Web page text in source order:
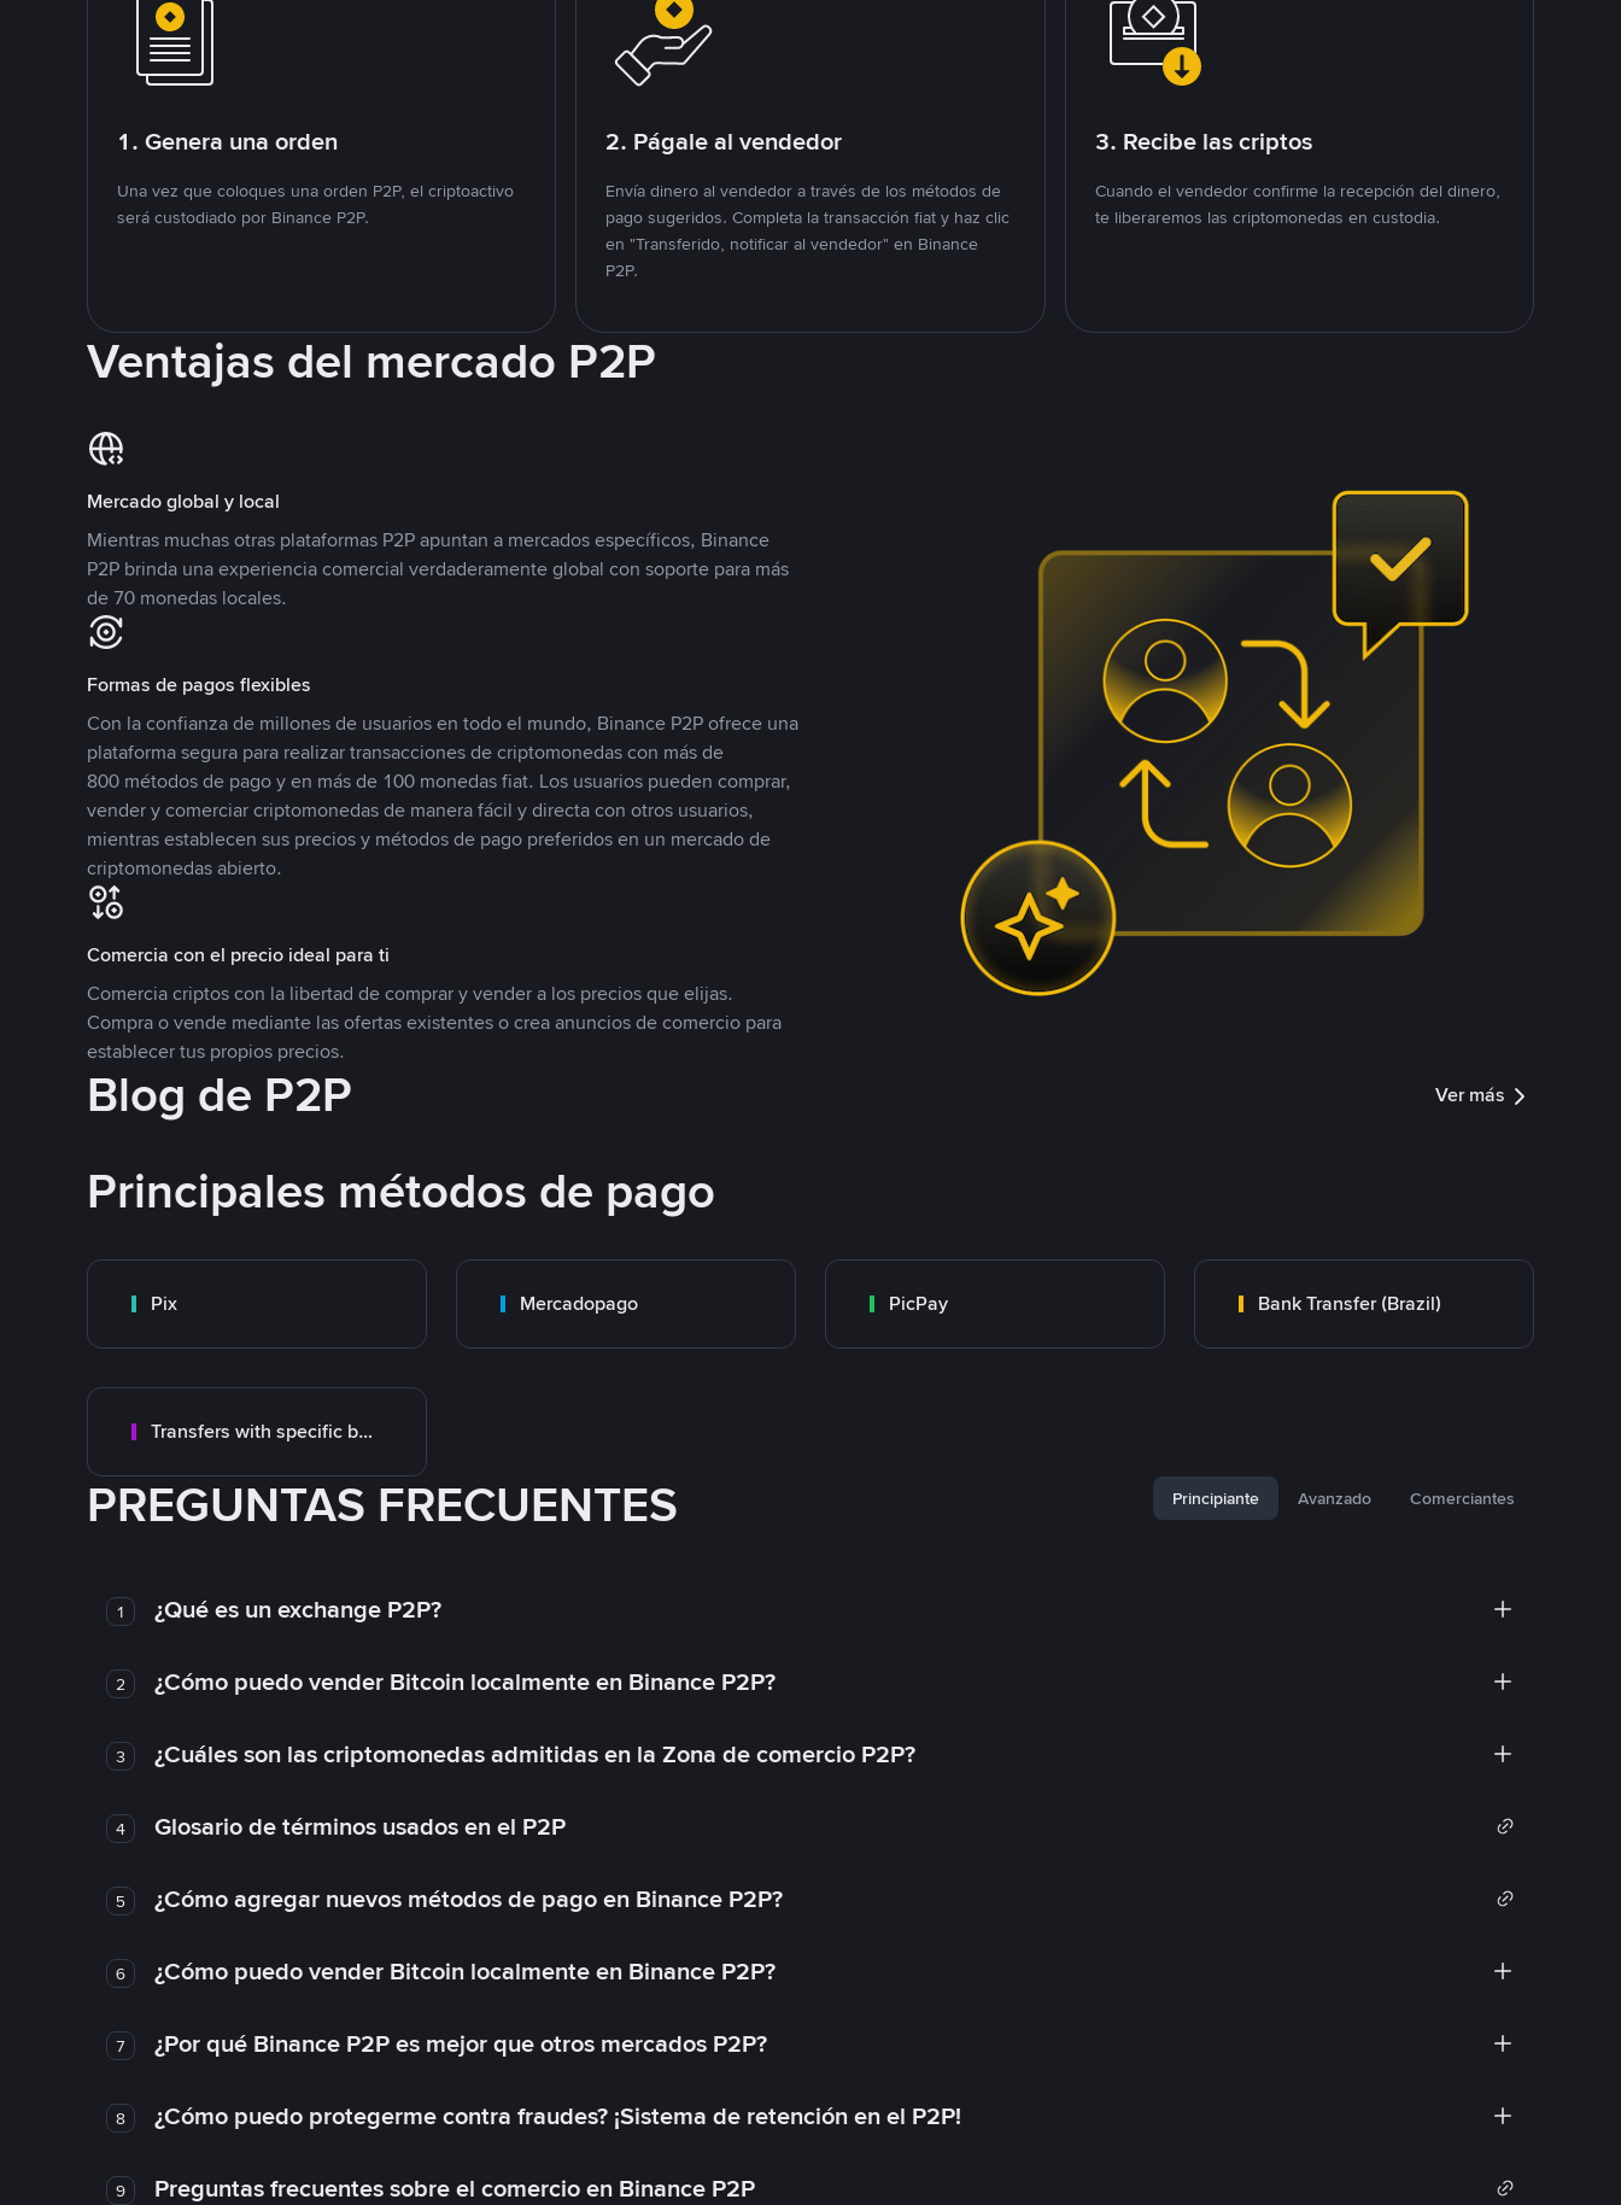
1. Genera una orden
Una vez que coloques una orden P2P, el criptoactivo
será custodiado por Binance P2P.
2. Págale al vendedor
Envía dinero al vendedor a través de los métodos de
pago sugeridos. Completa la transacción fiat y haz clic
en "Transferido, notificar al vendedor" en Binance
P2P.
3. Recibe las criptos
Cuando el vendedor confirme la recepción del dinero,
te liberaremos las criptomonedas en custodia.
Ventajas del mercado P2P
Mercado global y local
Mientras muchas otras plataformas P2P apuntan a mercados específicos, Binance
P2P brinda una experiencia comercial verdaderamente global con soporte para más
de 70 monedas locales.
Formas de pagos flexibles
Con la confianza de millones de usuarios en todo el mundo, Binance P2P ofrece una
plataforma segura para realizar transacciones de criptomonedas con más de
800 métodos de pago y en más de 100 monedas fiat. Los usuarios pueden comprar,
vender y comerciar criptomonedas de manera fácil y directa con otros usuarios,
mientras establecen sus precios y métodos de pago preferidos en un mercado de
criptomonedas abierto.
Comercia con el precio ideal para ti
Comercia criptos con la libertad de comprar y vender a los precios que elijas.
Compra o vende mediante las ofertas existentes o crea anuncios de comercio para
establecer tus propios precios.
Blog de P2P Ver más
Principales métodos de pago
Pix Mercadopago PicPay Bank Transfer (Brazil)
Transfers with specific bank
PREGUNTAS FRECUENTES Principiante Avanzado Comerciantes
1 ¿Qué es un exchange P2P?
2 ¿Cómo puedo vender Bitcoin localmente en Binance P2P?
3 ¿Cuáles son las criptomonedas admitidas en la Zona de comercio P2P?
4 Glosario de términos usados en el P2P
5 ¿Cómo agregar nuevos métodos de pago en Binance P2P?
6 ¿Cómo puedo vender Bitcoin localmente en Binance P2P?
7 ¿Por qué Binance P2P es mejor que otros mercados P2P?
8 ¿Cómo puedo protegerme contra fraudes? ¡Sistema de retención en el P2P!
9 Preguntas frecuentes sobre el comercio en Binance P2P